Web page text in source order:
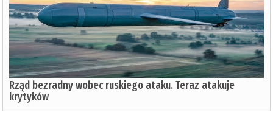
Rząd bezradny wobec ruskiego ataku. Teraz atakuje
krytyków